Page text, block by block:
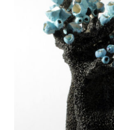
Auteur/autrice